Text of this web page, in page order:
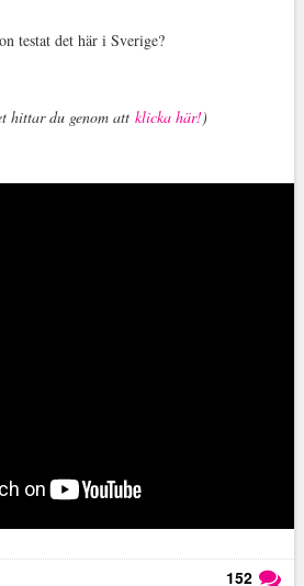
testat det här i Sverige?
hittar du genom att klicka här!)
152